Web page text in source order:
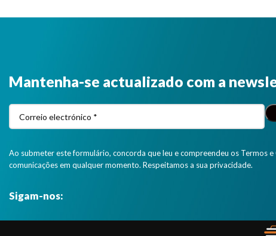
Mantenha-se actualizado com a
Ao submeter este formulário, concorda que leu e compreendeu os Termos
comunicações em qualquer momento. Respeitamos a sua privacidade.
Sigam-nos: